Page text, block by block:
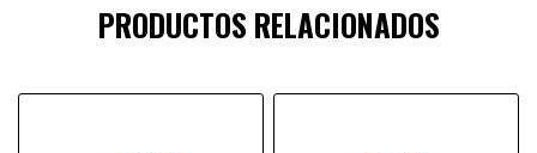
PRODUCTOS RELACIONADOS